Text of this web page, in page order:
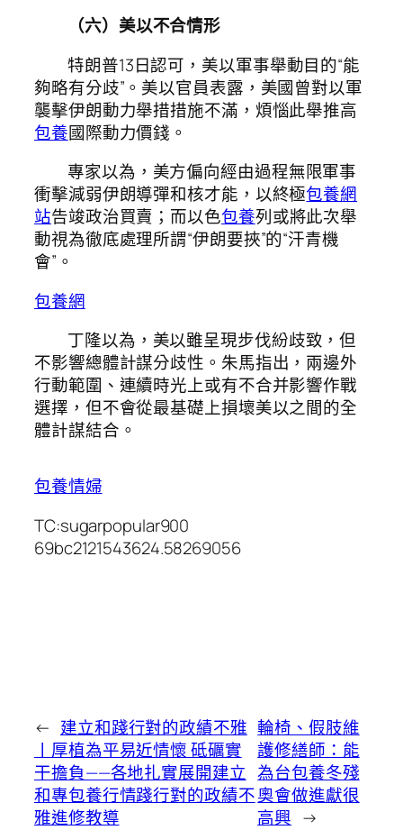
（六）美以不合情形
特朗普13日認可，美以軍事舉動目的“能
夠略有分歧”。美以官員表露，美國曾對以軍
襲擊伊朗動力舉措措施不滿，煩惱此舉推高
包養國際動力價錢。
專家以為，美方偏向經由過程無限軍事
衝擊減弱伊朗導彈和核才能，以終極包養網
站告竣政治買賣；而以色包養列或將此次舉
動視為徹底處理所謂“伊朗要挾”的“汗青機
會”。
包養網
丁隆以為，美以雖呈現步伐紛歧致，但
不影響總體計謀分歧性。朱馬指出，兩邊外
行動範圍、連續時光上或有不合并影響作戰
選擇，但不會從最基礎上損壞美以之間的全
體計謀結合。
包養情婦
TC:sugarpopular900
69bc2121543624.58269056
← 建立和踐行對的政績不雅
丨厚植為平易近情懷 砥礪實
干擔負——各地扎實展開建立
和專包養行情踐行對的政績不
雅進修教導
輪椅、假肢維
護修繕師：能
為台包養冬殘
奧會做進獻很
高興 →